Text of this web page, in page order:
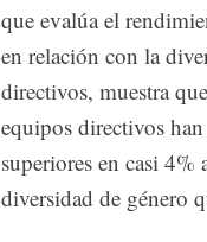
que evalúa el
en relación con la
directivos, muestra
equipos directivos
superiores en casi 4%
diversidad de género